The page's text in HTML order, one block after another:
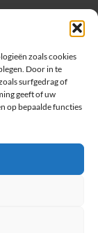
zoals cookies
Door in te
surfgedrag of
geeft of uw
op bepaalde functies